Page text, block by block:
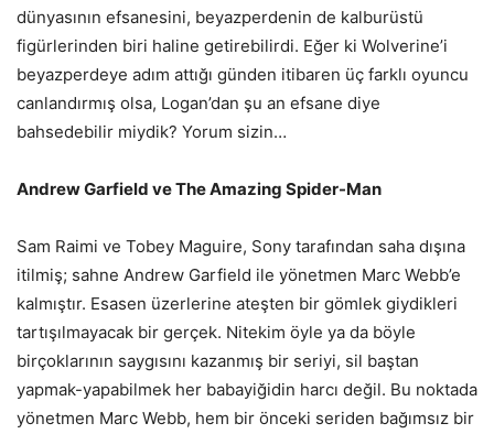
dünyasının efsanesini, beyazperdenin de kalburüstü
figürlerinden biri haline getirebilirdi. Eğer ki Wolverine’i
beyazperdeye adım attığı günden itibaren üç farklı oyuncu
canlandırmış olsa, Logan’dan şu an efsane diye
bahsedebilir miydik? Yorum sizin…
Andrew Garfield ve The Amazing Spider-Man
Sam Raimi ve Tobey Maguire, Sony tarafından saha dışına
itilmiş; sahne Andrew Garfield ile yönetmen Marc Webb’e
kalmıştır. Esasen üzerlerine ateşten bir gömlek giydikleri
tartışılmayacak bir gerçek. Nitekim öyle ya da böyle
birçoklarının saygısını kazanmış bir seriyi, sil baştan
yapmak-yapabilmek her babayiğidin harcı değil. Bu noktada
yönetmen Marc Webb, hem bir önceki seriden bağımsız bir